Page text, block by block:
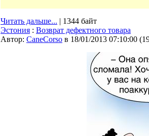
Читать дальше... | 1344 байт
Эстония : Возврат дефектного товара
Автор: CaneCorso в 18/01/2013 07:10:00 (